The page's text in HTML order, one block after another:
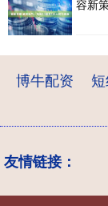
容新
博牛配资
友情链接：